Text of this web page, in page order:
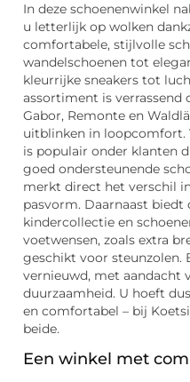
In deze schoenenwinkel
u letterlijk op wolken
comfortabele, stijlvolle
wandelschoenen tot
kleurrijke sneakers tot
assortiment is verrassend
Gabor, Remonte en
uitblinken in loopcomfort.
is populair onder klanten
goed ondersteunende
merkt direct het verschil
pasvorm. Daarnaast
kindercollectie en
voetwensen, zoals extra
geschikt voor steunzolen.
vernieuwd, met aandacht
duurzaamheid. U hoeft
en comfortabel – bij
beide.
Een winkel met